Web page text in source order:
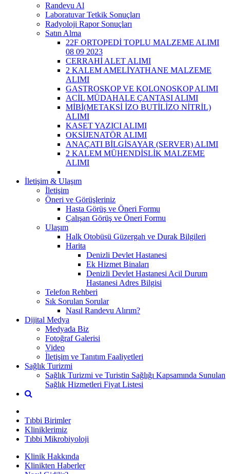
Randevu Al
Laboratuvar Tetkik Sonuçları
Radyoloji Rapor Sonuçları
Satın Alma
22F ORTOPEDİ TOPLU MALZEME ALIMI
08 09 2023
CERRAHİ ALET ALIMI
2 KALEM AMELİYATHANE MALZEME
ALIMI
GASTROSKOP VE KOLONOSKOP ALIMI
ACİL MÜDAHALE ÇANTASI ALIMI
MİBİ(METAKSİ İZO BUTİLİZO NİTRİL)
ALIMI
KASET YAZICI ALIMI
OKSİJENATÖR ALIMI
ANAÇATI BİLGİSAYAR (SERVER) ALIMI
2 KALEM MÜHENDİSLİK MALZEME
ALIMI
İletişim & Ulaşım
İletişim
Öneri ve Görüşleriniz
Hasta Görüş ve Öneri Formu
Çalışan Görüş ve Öneri Formu
Ulaşım
Halk Otobüsü Güzergah ve Durak Bilgileri
Harita
Denizli Devlet Hastanesi
Ek Hizmet Binaları
Denizli Devlet Hastanesi Acil Durum
Hastanesi Adres Bilgisi
Telefon Rehberi
Sık Sorulan Sorular
Nasıl Randevu Alırım?
Dijital Medya
Medyada Biz
Fotoğraf Galerisi
Video
İletişim ve Tanıtım Faaliyetleri
Sağlık Turizmi
Sağlık Turizmi ve Turistin Sağlığı Kapsamında Sunulan
Sağlık Hizmetleri Fiyat Listesi
Tıbbi Birimler
Kliniklerimiz
Tıbbi Mikrobiyoloji
Klinik Hakkında
Klinikten Haberler